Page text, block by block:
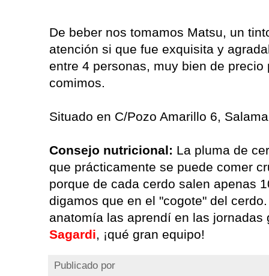
De beber nos tomamos Matsu, un
atención si que fue exquisita y
entre 4 personas, muy bien de
comimos.
Situado en C/Pozo Amarillo 6,
Consejo nutricional: La pluma de
que prácticamente se puede comer
porque de cada cerdo salen apenas
digamos que en el "cogote" del
anatomía las aprendí en las
Sagardi, ¡qué gran equipo!
Publicado por